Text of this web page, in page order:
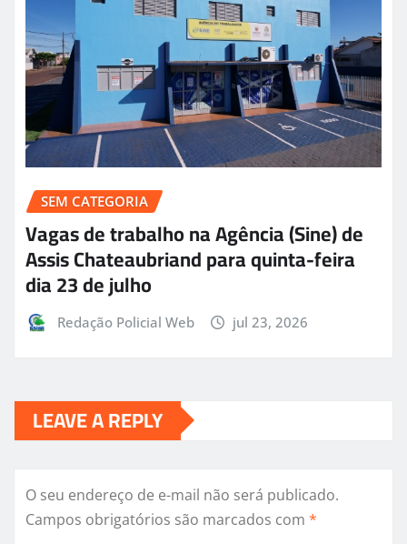
SEM CATEGORIA
Vagas de trabalho na Agência (Sine) de
Assis Chateaubriand para quinta-feira
dia 23 de julho
Redação Policial Web jul 23, 2026
LEAVE A REPLY
O seu endereço de e-mail não será publicado.
Campos obrigatórios são marcados com *